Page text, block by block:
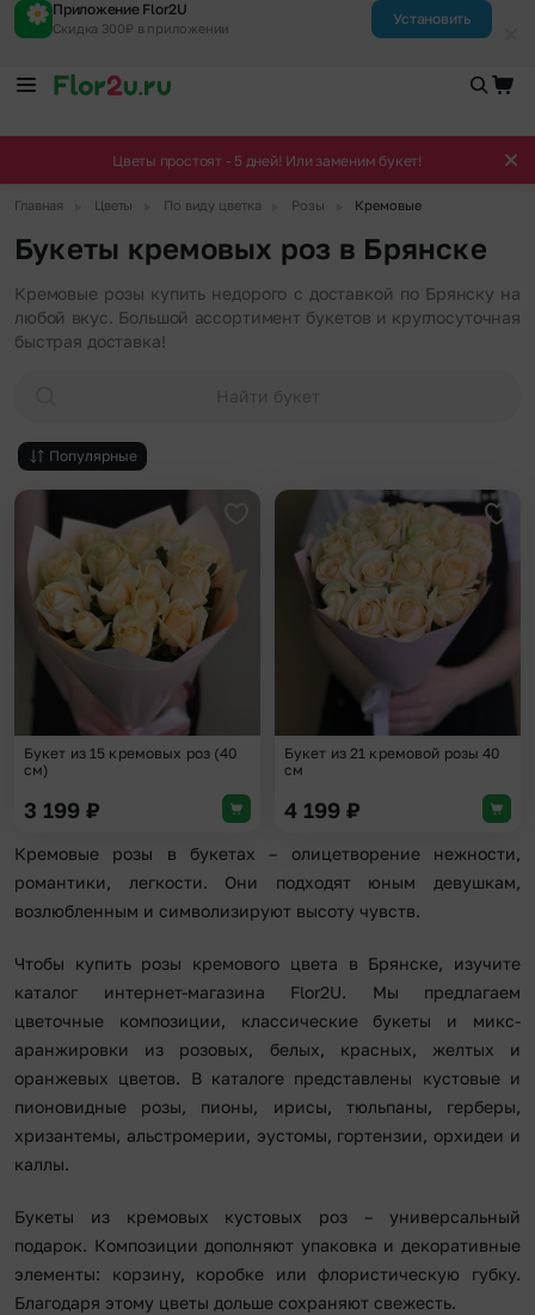
Приложение Flor2U
Скидка 300₽ в приложении
Установить
Цветы простоят - 5 дней! Или заменим букет!
Главная Цветы По виду цветка Розы Кремовые
Букеты кремовых роз в Брянске
Кремовые розы купить недорого с доставкой по Брянску на
любой вкус. Большой ассортимент букетов и круглосуточная
быстрая доставка!
Найти букет
Популярные
Добавить в избранное
Букет из 15 кремовых роз (40
см)
3 199 ₽
Букет из 21 кремовой розы 40
см
4 199 ₽
Кремовые розы в букетах – олицетворение нежности,
романтики, легкости. Они подходят юным девушкам,
возлюбленным и символизируют высоту чувств.
Чтобы купить розы кремового цвета в Брянске, изучите
каталог интернет-магазина Flor2U. Мы предлагаем
цветочные композиции, классические букеты и микс-
аранжировки из розовых, белых, красных, желтых и
оранжевых цветов. В каталоге представлены кустовые и
пионовидные розы, пионы, ирисы, тюльпаны, герберы,
хризантемы, альстромерии, эустомы, гортензии, орхидеи и
каллы.
Букеты из кремовых кустовых роз – универсальный
подарок. Композиции дополняют упаковка и декоративные
элементы: корзину, коробке или флористическую губку.
Благодаря этому цветы дольше сохраняют свежесть.